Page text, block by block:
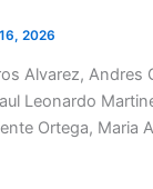
2026
Alvarez, Andres
Leonardo
Ortega, Maria